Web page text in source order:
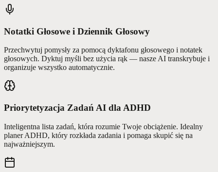
Notatki Głosowe i Dziennik Głosowy
Przechwytuj pomysły za pomocą dyktafonu głosowego i notatek
głosowych. Dyktuj myśli bez użycia rąk — nasze AI transkrybuje i
organizuje wszystko automatycznie.
Priorytetyzacja Zadań AI dla ADHD
Inteligentna lista zadań, która rozumie Twoje obciążenie. Idealny
planer ADHD, który rozkłada zadania i pomaga skupić się na
najważniejszym.